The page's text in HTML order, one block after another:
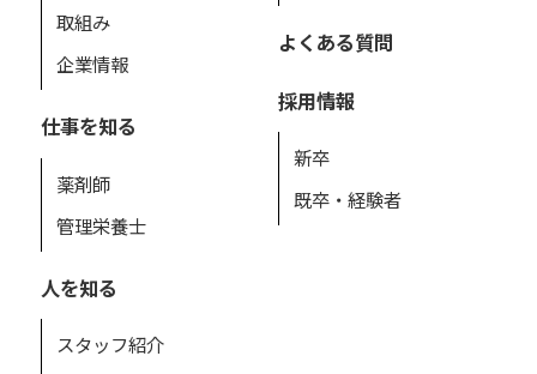
取組み
企業情報
仕事を知る
薬剤師
管理栄養士
人を知る
スタッフ紹介
よくある質問
採用情報
新卒
既卒・経験者